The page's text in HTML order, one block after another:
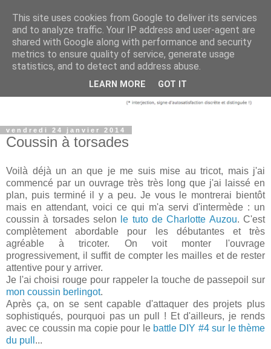
vendredi 24 janvier 2014
Coussin à torsades
Voilà déjà un an que je me suis mise au tricot, mais j'ai
commencé par un ouvrage très très long que j'ai laissé en
plan, puis terminé il y a peu. Je vous le montrerai bientôt
mais en attendant, voici ce qui m'a servi d'intermède : un
coussin à torsades selon
le tuto de Charlotte Auzou. C'est
complètement abordable pour les débutantes et très
agréable à tricoter. On voit monter l'ouvrage
progressivement, il suffit de compter les mailles et de rester
attentive pour y arriver.
Je l'ai choisi rouge pour rappeler la touche de passepoil sur
mon coussin berlingot.
Après ça, on se sent capable d'attaquer des projets plus
sophistiqués, pourquoi pas un pull ! Et d'ailleurs, je rends
avec ce coussin ma copie pour le battle DIY #4 sur le thème
du pull ...
This site uses cookies from Google to deliver its services
and to analyze traffic. Your IP address and user-agent are
shared with Google along with performance and security
metrics to ensure quality of service, generate usage
statistics, and to detect and address abuse.
LEARN MORE GOT IT